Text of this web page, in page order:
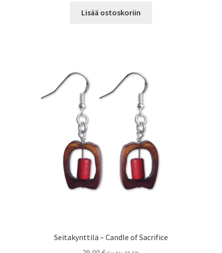
Lisää ostoskoriin
Seitakynttilä – Candle of Sacrifice